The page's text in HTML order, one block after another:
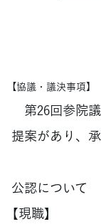
【協議・議決事項】
第26回参院
提案があり、
公認について
【現職】